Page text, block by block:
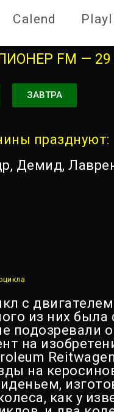
Calend
FM — 29
ЗАВТРА
празднуют:
Демид,
с двигателем
из них
подозревали
на
на
как у